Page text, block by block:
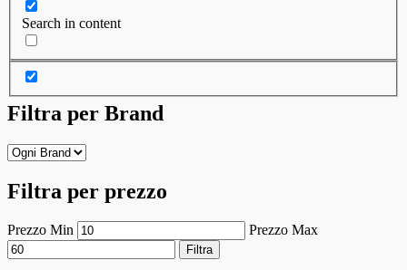
Search in content
Filtra per Brand
Filtra per prezzo
Prezzo Min Prezzo Max
Filtra